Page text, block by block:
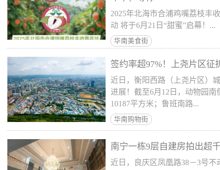
2025年北海市合浦鸡嘴荔枝丰
动 将于6月21日“甜蜜”启幕！...
华南美食街
签约率超97%！上尧片区征
近日，衡阳西路（上尧片区）
进展！截至6月12日，动物园
10187平方米；鲁班南路...
华南购物街
南宁一栋9层自建房拍出超
近日，良庆区凤凰路38－3号